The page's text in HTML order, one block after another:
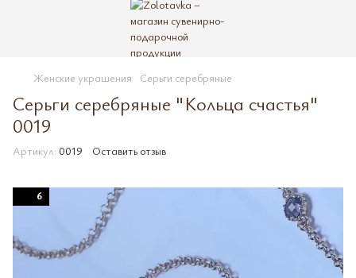
Женские украшения Серьги серебряные
Серьги серебряные "Кольца счастья"
0019
Артикул: 0019 Оставить отзыв
6